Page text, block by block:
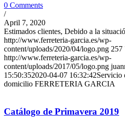
0 Comments
/
April 7, 2020
Estimados clientes, Debido a la
http://www.ferreteria-garcia.es/wp-
content/uploads/2020/04/logo.png 257
http://www.ferreteria-garcia.es/wp-
content/uploads/2017/05/logo.png
15:50:352020-04-07 16:32:42Servicio
domicilio FERRETERIA GARCIA
Catálogo de Primavera 2019